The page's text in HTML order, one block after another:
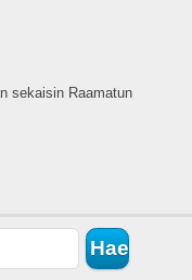
sekaisin Raamatun